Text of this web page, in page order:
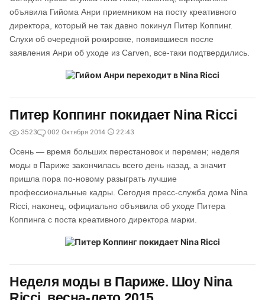
объявила Гийома Анри приемником на посту креативного
директора, который не так давно покинул Питер Коппинг.
Слухи об очередной рокировке, появившиеся после
заявления Анри об уходе из Carven, все-таки подтвердились.
Питер Коппинг покидает Nina Ricci
3523 002 Октября 2014 22:43
Осень — время больших перестановок и перемен; неделя
моды в Париже закончилась всего день назад, а значит
пришла пора по-новому разыграть лучшие
профессиональные кадры. Сегодня пресс-служба дома Nina
Ricci, наконец, официально объявила об уходе Питера
Коппинга с поста креативного директора марки.
Неделя моды в Париже. Шоу Nina